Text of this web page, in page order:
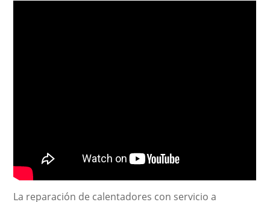
La reparación de calentadores con servicio a